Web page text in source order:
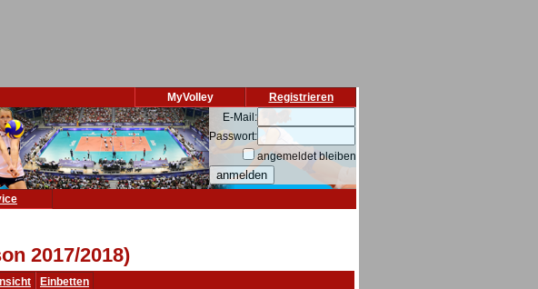
Registrieren
MyVolley
E-Mail:
Passwort:
angemeldet bleiben
2017/2018)
Einbetten